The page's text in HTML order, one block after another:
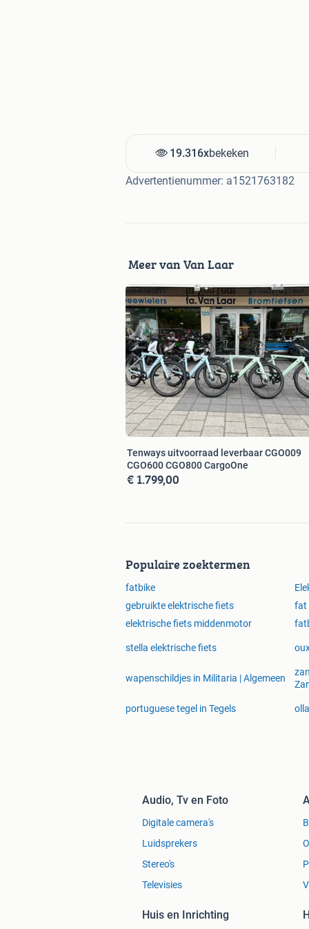
19.316xbekeken
Advertentienummer: a1521763182
Meer van Van Laar
Tenways uitvoorraad leverbaar CGO009
CGO600 CGO800 CargoOne
€ 1.799,00
Populaire zoektermen
fatbike
gebruikte elektrische fiets
fat
elektrische fiets middenmotor
stella elektrische fiets
wapenschildjes in Militaria | Algemeen
portuguese tegel in Tegels
Audio, Tv en Foto
Digitale camera's
Luidsprekers
Stereo's
Televisies
Huis en Inrichting